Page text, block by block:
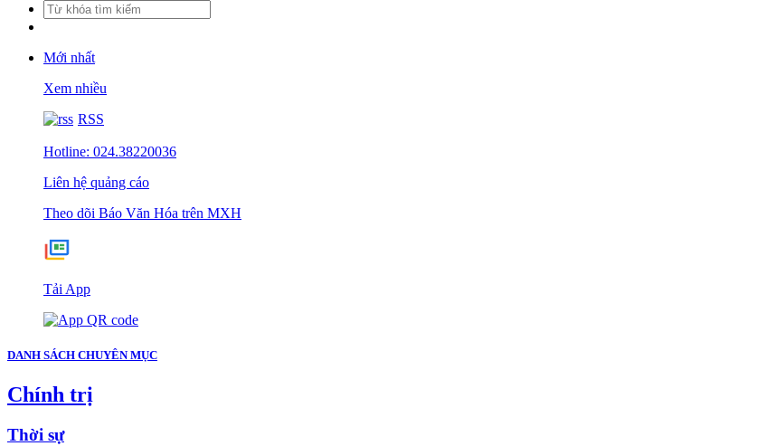
Mới nhất
Xem nhiều
RSS
Hotline: 024.38220036
Liên hệ quảng cáo
Theo dõi Báo Văn Hóa trên MXH
Tải App
DANH SÁCH CHUYÊN MỤC
Chính trị
Thời sự